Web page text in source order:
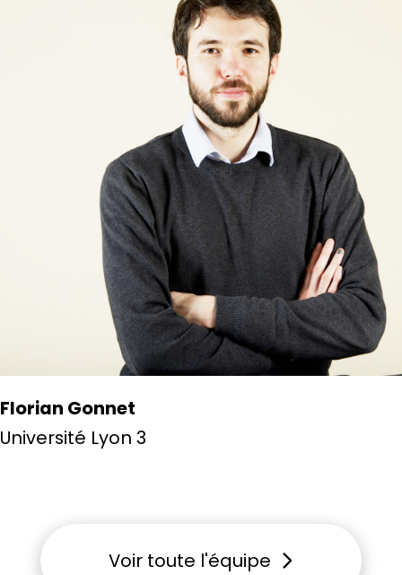
Florian Gonnet
Université Lyon 3
Voir toute l'équipe